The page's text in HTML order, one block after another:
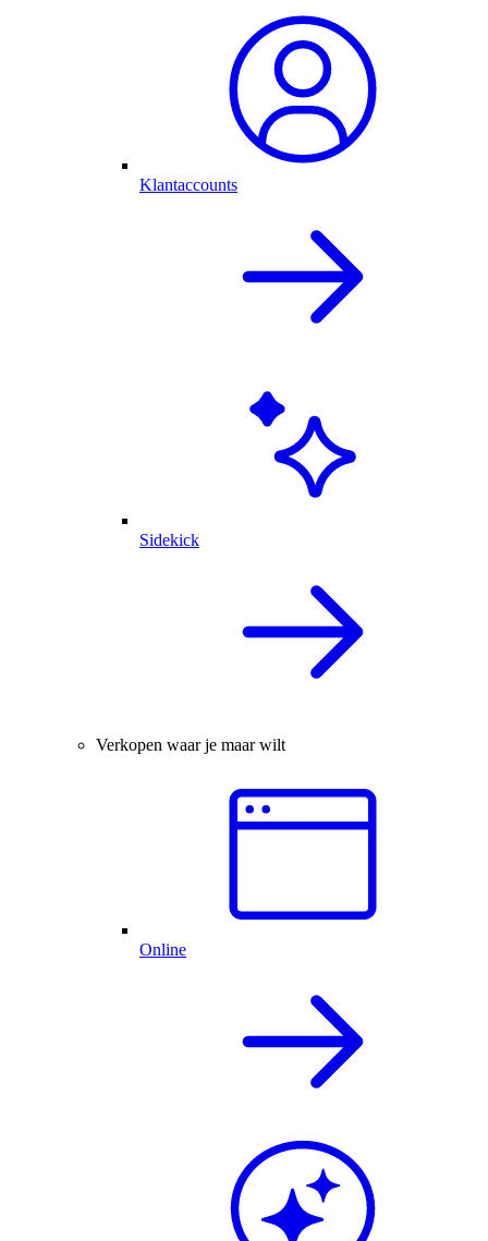
Klantaccounts
Sidekick
Verkopen waar je maar wilt
Online